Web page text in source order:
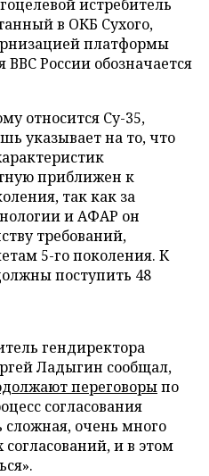
истребитель
в ОКБ Сухого,
платформы
России обозначается
относится Су-35,
указывает на то, что
приближен к
так как за
и АФАР он
требований,
5-го поколения. К
поступить 48
гендиректора
Ладыгин сообщал,
переговорыпо
согласования
очень много
и в этом